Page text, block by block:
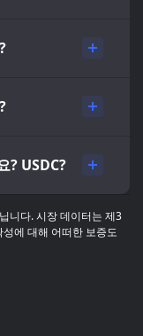
? USDC?
니다. 시장 데이터는 제3
에 대해 어떠한 보증도